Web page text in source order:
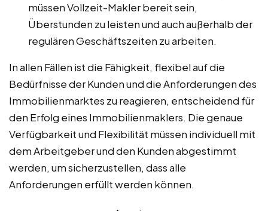
müssen Vollzeit-Makler bereit sein,
Überstunden zu leisten und auch außerhalb der
regulären Geschäftszeiten zu arbeiten.
In allen Fällen ist die Fähigkeit, flexibel auf die
Bedürfnisse der Kunden und die Anforderungen des
Immobilienmarktes zu reagieren, entscheidend für
den Erfolg eines Immobilienmaklers. Die genaue
Verfügbarkeit und Flexibilität müssen individuell mit
dem Arbeitgeber und den Kunden abgestimmt
werden, um sicherzustellen, dass alle
Anforderungen erfüllt werden können.